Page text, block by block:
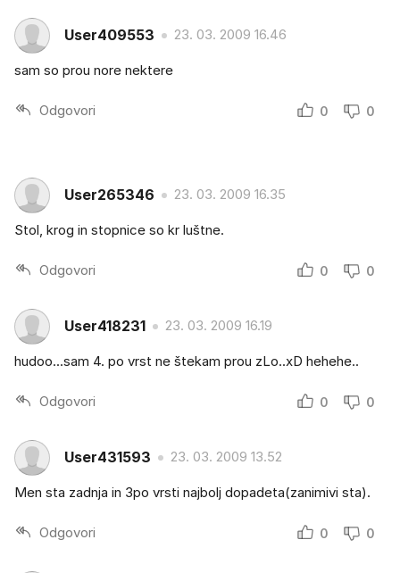
User409553 23. 03. 2009 16.46
sam so prou nore nektere
Odgovori 0 0
User265346 23. 03. 2009 16.35
Stol, krog in stopnice so kr luštne.
Odgovori 0 0
User418231 23. 03. 2009 16.19
hudoo...sam 4. po vrst ne štekam prou zLo..xD hehehe..
Odgovori 0 0
User431593 23. 03. 2009 13.52
Men sta zadnja in 3po vrsti najbolj dopadeta(zanimivi sta).
Odgovori 0 0